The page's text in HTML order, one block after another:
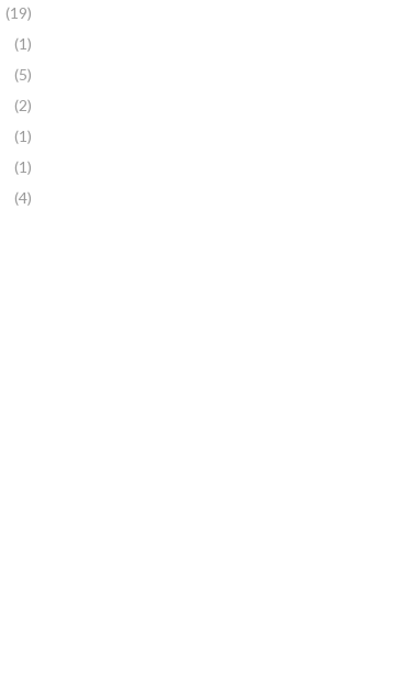
(19)
(1)
(5)
(2)
(1)
(1)
(4)